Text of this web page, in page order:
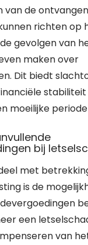
van de
richten op
gevolgen van
maken over
Dit biedt
stabiliteit
moeilijke
bij
met
is de
een
van